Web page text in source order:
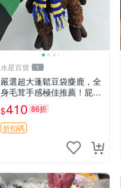
水星百貨 1
嚴選超大蓬鬆豆袋麋鹿，全
身毛茸手感極佳推薦！屁股
與四肢填充均勻，適合收藏
與孩童共賞。 麋鹿 豆袋 毛
茸玩具
$410 86折
折扣碼